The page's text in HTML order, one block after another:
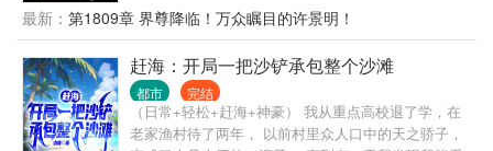
获得异能点。 消耗异能点，便可提升等级、强化技
能。 “深蓝，给我加点！” 异能点-1000，等级提升！二
阶异能者！ 异能点-100000，紫霄神雷进化！SSS级
混沌神雷！ ...... 于是，在蓝星上留下了属于许景明的
传说。 天骄：“在他面前，我根本不配称之为天骄。”
导师：“从意境到领域再到法则，他的异能进阶速度变
态的可怕！” 女神：“倾国倾城又怎样？依旧换不回他
最新： 第1809章 界尊降临！万众瞩目的许景明！
赶海：开局一把沙铲承包整个沙滩
都市 完结
（日常+轻松+赶海+神豪） 我从重点高校退了学，在
老家渔村待了两年， 以前村里众人口中的天之骄子，